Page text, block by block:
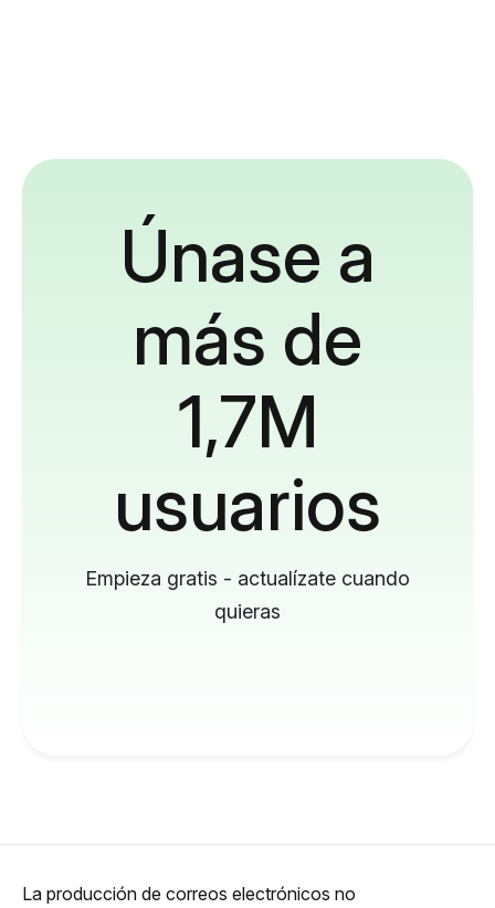
Únase a
más de
1,7M
usuarios
Empieza gratis - actualízate cuando
quieras
La producción de correos electrónicos no